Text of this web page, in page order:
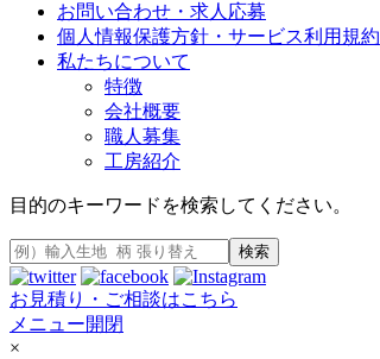
お問い合わせ・求人応募
個人情報保護方針・サービス利用規約
私たちについて
特徴
会社概要
職人募集
工房紹介
目的のキーワードを検索してください。
検索
お見積り・ご相談はこちら
メニュー開閉
×